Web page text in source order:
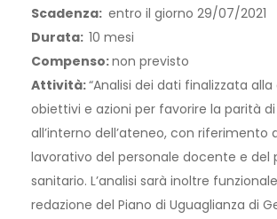
Scadenza: entro il giorno 29/07/2021
Durata: 10 mesi
Compenso:non previsto
Attività:“Analisi dei dati finalizzata
obiettivi e azioni per favorire la parità
all’interno dell’ateneo, con riferimento
lavorativo del personale docente e del
sanitario. L’analisi sarà inoltre
redazione del Piano di Uguaglianza di